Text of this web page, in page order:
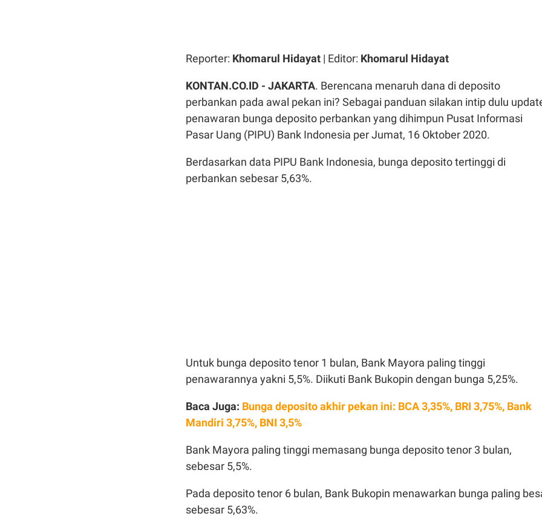
Reporter: Khomarul Hidayat | Editor: Khomarul Hidayat
KONTAN.CO.ID - JAKARTA. Berencana menaruh dana di deposito
perbankan pada awal pekan ini? Sebagai panduan silakan intip dulu
penawaran bunga deposito perbankan yang dihimpun Pusat Informasi
Pasar Uang (PIPU) Bank Indonesia per Jumat, 16 Oktober 2020.
Berdasarkan data PIPU Bank Indonesia, bunga deposito tertinggi di
perbankan sebesar 5,63%.
Untuk bunga deposito tenor 1 bulan, Bank Mayora paling tinggi
penawarannya yakni 5,5%. Diikuti Bank Bukopin dengan bunga 5,25%.
Baca Juga: Bunga deposito akhir pekan ini: BCA 3,35%, BRI 3,75%, Bank
Mandiri 3,75%, BNI 3,5%
Bank Mayora paling tinggi memasang bunga deposito tenor 3 bulan,
sebesar 5,5%.
Pada deposito tenor 6 bulan, Bank Bukopin menawarkan bunga paling
sebesar 5,63%.